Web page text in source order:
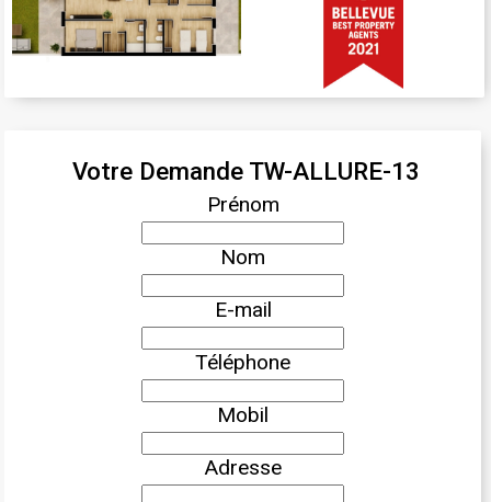
Votre Demande TW-ALLURE-13
Prénom
Nom
E-mail
Téléphone
Mobil
Adresse